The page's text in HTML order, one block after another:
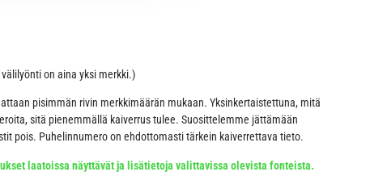
on aina yksi merkki.)
pisimmän rivin merkkimäärän mukaan. Yksinkertaistettuna, mitä
sitä pienemmällä kaiverrus tulee. Suosittelemme jättämään
pois. Puhelinnumero on ehdottomasti tärkein kaiverrettava tieto.
laatoissa näyttävät ja lisätietoja valittavissa olevista fonteista.